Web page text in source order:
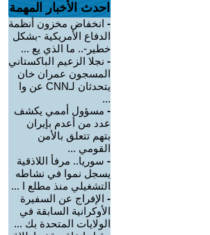
احدث الأخبار المهمة
- انخفاض مخزون أنظمة
الدفاع الأمريكية -بشكل
خطير-.. ما الذي يع ...
- نجلا الزعيم الباكستاني
المسجون عمران خان
يتحدثان لـCNN عن وا
...
- مسؤول أممي يكشف
عدد من أعدم بإيران
بتهم تتعلق بالأمن
القومي ...
- سوريا.. مرفأ اللاذقية
يسجل نموا في نشاطه
التشغيلي منذ مطلع ا ...
- الإفراج عن السفيرة
الأوكرانية السابقة في
الولايات المتحدة بك ...